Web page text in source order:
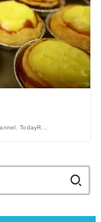
TodayR…